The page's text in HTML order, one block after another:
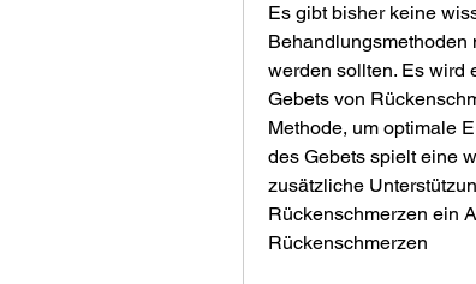
Es gibt bisher keine
Behandlungsmethoden
werden sollten. Es wird
Gebets von
Methode, um optimale
des Gebets spielt eine
zusätzliche
Rückenschmerzen ein
Rückenschmerzen